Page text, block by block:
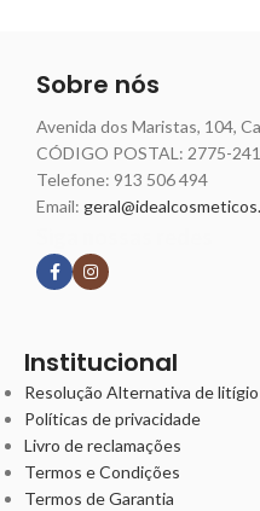
Sobre nós
Avenida dos Maristas, 104,
CÓDIGO POSTAL: 2775-241
Telefone: 913 506 494
Email:
Institucional
Resolução Alternativa de litígio
Políticas de privacidade
Livro de reclamações
Termos e Condições
Termos de Garantia